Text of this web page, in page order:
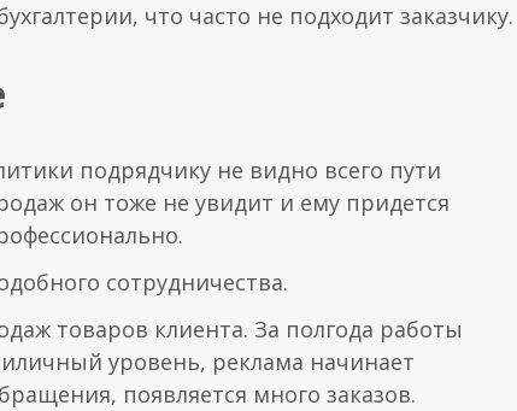
что часто не подходит заказчику.
подрядчику не видно всего пути
он тоже не увидит и ему придется
сотрудничества.
товаров клиента. За полгода работы
уровень, реклама начинает
появляется много заказов.